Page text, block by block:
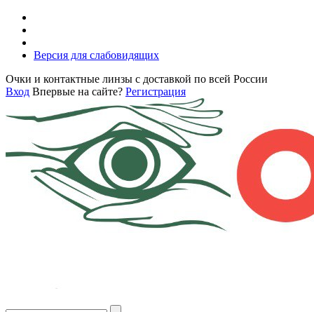
Версия для слабовидящих
Очки и контактные линзы с доставкой по всей России
Вход Впервые на сайте? Регистрация